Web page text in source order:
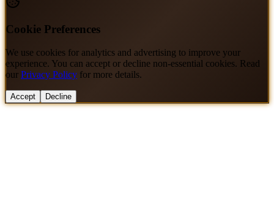
Cookie Preferences
We use cookies for analytics and advertising to improve your
experience. You can accept or decline non-essential cookies. Read
our Privacy Policy for more details.
Accept Decline